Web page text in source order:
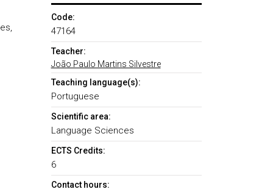
Code:
47164
Teacher:
João Paulo Martins Silvestre
Teaching language(s):
Portuguese
Scientific area:
Language Sciences
ECTS Credits:
6
Contact hours: